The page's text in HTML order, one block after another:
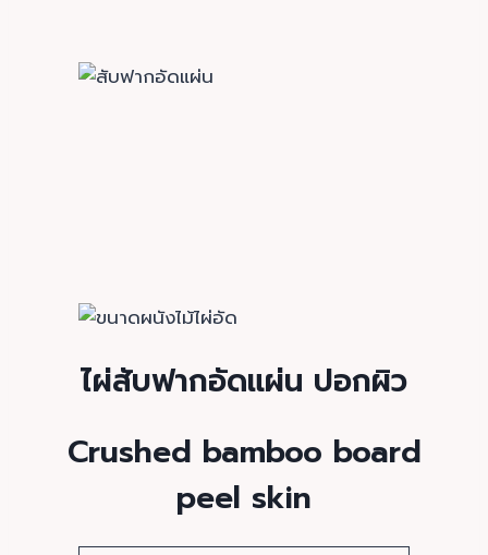
ไผ่สับฟากอัดแผ่น ปอกผิว
Crushed bamboo board
peel skin